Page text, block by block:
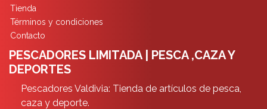
Tienda
Términos y condiciones
Contacto
PESCADORES LIMITADA | PESCA ,CAZA Y
DEPORTES
Pescadores Valdivia: Tienda de artículos de pesca,
caza y deporte.